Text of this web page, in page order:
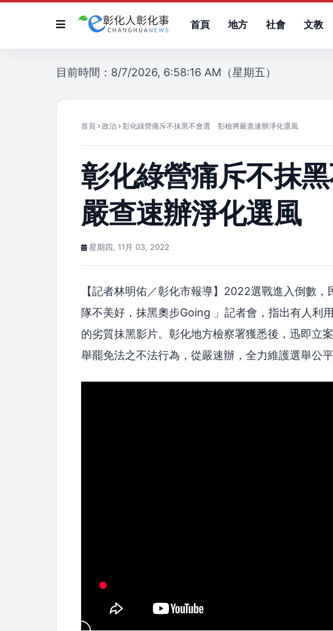
首頁 地方 社會 文教
目前時間：8/7/2026, 6:58:16 AM（星期五）
首頁 政治 彰化綠營痛斥不抹黑不會選 彰檢將嚴查速辦淨化選風
彰化綠營痛斥不抹
嚴查速辦淨化選風
星期四, 11月 03, 2022
【記者林明佑／彰化市報導】2022選戰進入倒數
隊不美好，抹黑奧步Going 」記者會，指出有人利
的劣質抹黑影片。彰化地方檢察署獲悉後，迅即立
舉罷免法之不法行為，從嚴速辦，全力維護選舉公平